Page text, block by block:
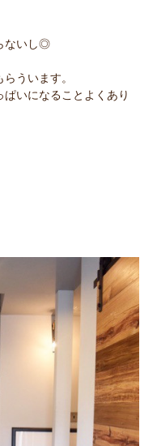
ないし◎
ういます。
いになることよくあり